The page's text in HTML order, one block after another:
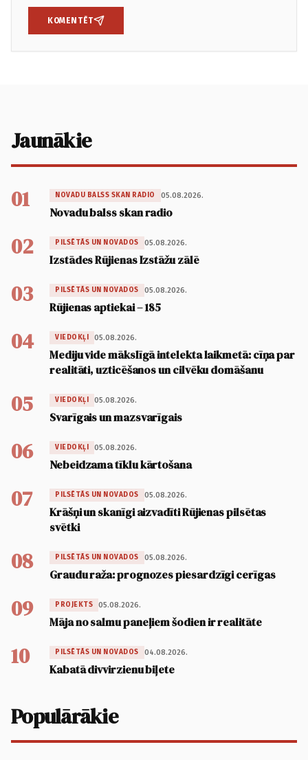
KOMENTĒT
Jaunākie
01 NOVADU BALSS SKAN RADIO 05.08.2026.
Novadu balss skan radio
02 PILSĒTĀS UN NOVADOS 05.08.2026.
Izstādes Rūjienas Izstāžu zālē
03 PILSĒTĀS UN NOVADOS 05.08.2026.
Rūjienas aptiekai – 185
04 VIEDOKĻI 05.08.2026.
Mediju vide mākslīgā intelekta laikmetā: cīņa par
realitāti, uzticēšanos un cilvēku domāšanu
05 VIEDOKĻI 05.08.2026.
Svarīgais un mazsvarīgais
06 VIEDOKĻI 05.08.2026.
Nebeidzama tīklu kārtošana
07 PILSĒTĀS UN NOVADOS 05.08.2026.
Krāšņi un skanīgi aizvadīti Rūjienas pilsētas
svētki
08 PILSĒTĀS UN NOVADOS 05.08.2026.
Graudu raža: prognozes piesardzīgi cerīgas
09 PROJEKTS 05.08.2026.
Māja no salmu paneļiem šodien ir realitāte
10 PILSĒTĀS UN NOVADOS 04.08.2026.
Kabatā divvirzienu biļete
Populārākie